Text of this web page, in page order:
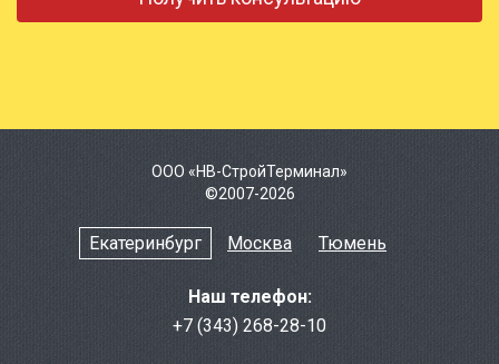
ООО «НВ-СтройТерминал»
©2007-2026
Екатеринбург Москва Тюмень
Наш телефон:
+7 (343) 268-28-10